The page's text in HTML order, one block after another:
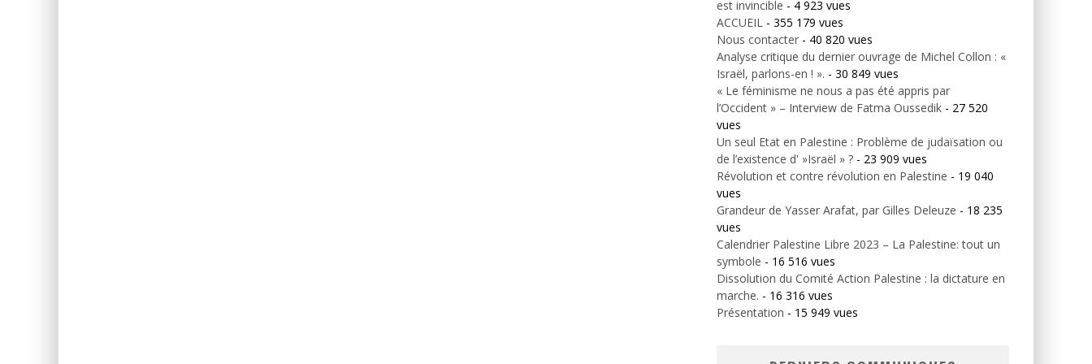
est invincible - 4 923 vues
ACCUEIL - 355 179 vues
Nous contacter - 40 820 vues
Analyse critique du dernier ouvrage de Michel Collon : «
Israël, parlons-en ! ». - 30 849 vues
« Le féminisme ne nous a pas été appris par
l’Occident » – Interview de Fatma Oussedik - 27 520
vues
Un seul Etat en Palestine : Problème de judaïsation ou
de l’existence d' »Israël » ? - 23 909 vues
Révolution et contre révolution en Palestine - 19 040
vues
Grandeur de Yasser Arafat, par Gilles Deleuze - 18 235
vues
Calendrier Palestine Libre 2023 – La Palestine: tout un
symbole - 16 516 vues
Dissolution du Comité Action Palestine : la dictature en
marche. - 16 316 vues
Présentation - 15 949 vues